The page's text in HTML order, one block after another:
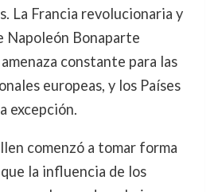
La Francia revolucionaria y
Napoleón Bonaparte
constante para las
europeas, y los Países
excepción.
comenzó a tomar forma
la influencia de los